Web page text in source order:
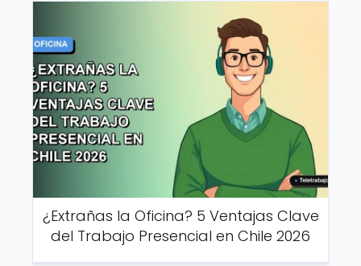
¿Extrañas la Oficina? 5 Ventajas Clave
del Trabajo Presencial en Chile 2026